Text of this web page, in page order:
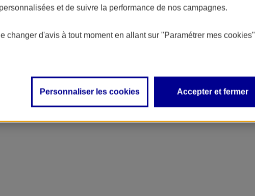
et de suivre la performance de nos campagnes.
changer d'avis à tout moment en allant sur "Paramétrer mes cookies"
Personnaliser les cookies Accepter et fermer